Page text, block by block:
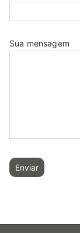
Sua mensagem